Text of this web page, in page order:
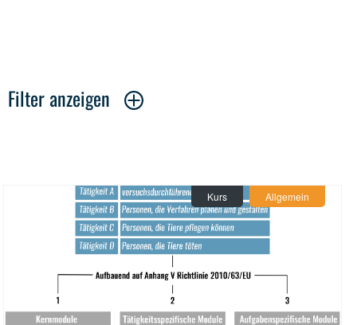
Filter anzeigen
alle anzeigen Allgemein(8)
Ratte(1) Kaninchen(1)
NHP(1) Schleiereule(1)
Gerbil(2) Fledermaus(1)
Singvögel
Meerschweinchen(1) Huhn(2)
Kurs Allgemein